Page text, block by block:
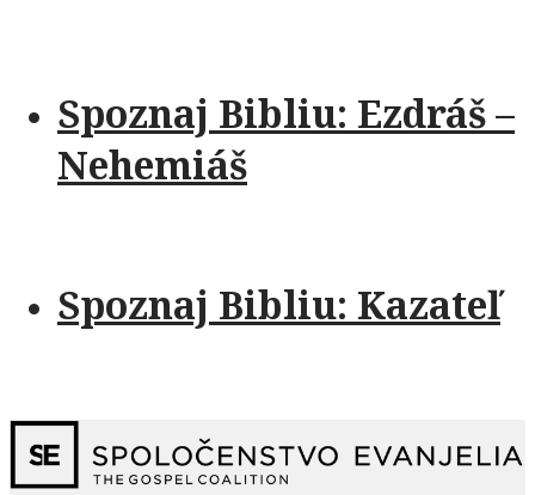
Spoznaj Bibliu: Ezdráš –
Nehemiáš
Spoznaj Bibliu: Kazateľ